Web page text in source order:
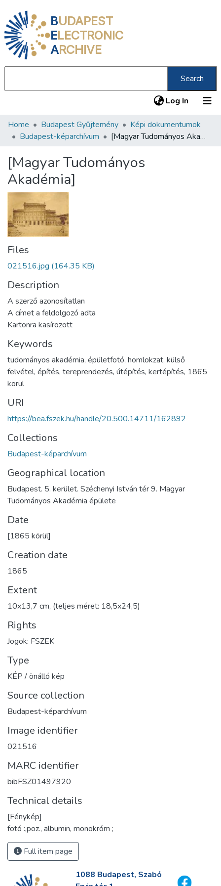
BUDAPEST
ELECTRONIC
ARCHIVE
Search
Log In (current)
Communities & Collections
Statistics
About us
Home Budapest Gyűjtemény
Képi dokumentumok
Budapest-képarchívum
[Magyar Tudományos Akadémia]
[Magyar Tudományos
Akadémia]
Files
021516.jpg (164.35 KB)
Description
A szerző azonosítatlan
A címet a feldolgozó adta
Kartonra kasírozott
Keywords
tudományos akadémia, épületfotó, homlokzat, külső
felvétel, építés, tereprendezés, útépítés, kertépítés, 1865
körül
URI
https://bea.fszek.hu/handle/20.500.14711/162892
Collections
Budapest-képarchívum
Geographical location
Budapest. 5. kerület. Széchenyi István tér 9. Magyar
Tudományos Akadémia épülete
Date
[1865 körül]
Creation date
1865
Extent
10x13,7 cm, (teljes méret: 18,5x24,5)
Rights
Jogok: FSZEK
Type
KÉP / önálló kép
Source collection
Budapest-képarchívum
Image identifier
021516
MARC identifier
bibFSZ01497920
Technical details
[Fénykép]
fotó :,poz., albumin, monokróm ;
Full item page
1088 Budapest, Szabó